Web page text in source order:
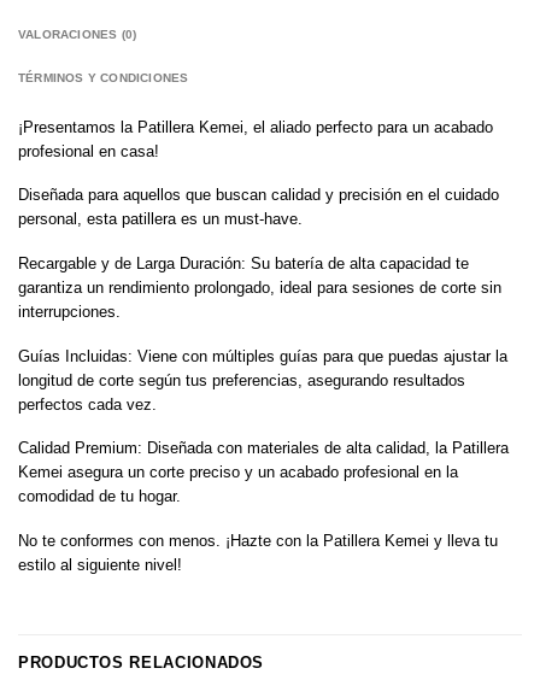
VALORACIONES (0)
TÉRMINOS Y CONDICIONES
¡Presentamos la Patillera Kemei, el aliado perfecto para un acabado
profesional en casa!
Diseñada para aquellos que buscan calidad y precisión en el cuidado
personal, esta patillera es un must-have.
Recargable y de Larga Duración: Su batería de alta capacidad te
garantiza un rendimiento prolongado, ideal para sesiones de corte sin
interrupciones.
Guías Incluidas: Viene con múltiples guías para que puedas ajustar la
longitud de corte según tus preferencias, asegurando resultados
perfectos cada vez.
Calidad Premium: Diseñada con materiales de alta calidad, la Patillera
Kemei asegura un corte preciso y un acabado profesional en la
comodidad de tu hogar.
No te conformes con menos. ¡Hazte con la Patillera Kemei y lleva tu
estilo al siguiente nivel!
PRODUCTOS RELACIONADOS